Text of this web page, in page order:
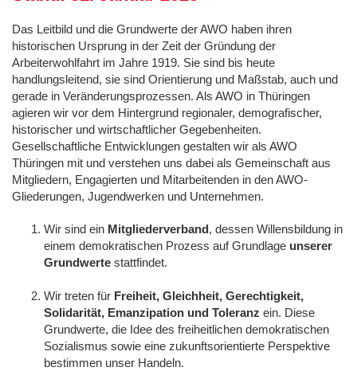
Das Leitbild und die Grundwerte der AWO haben ihren
historischen Ursprung in der Zeit der Gründung der
Arbeiterwohlfahrt im Jahre 1919. Sie sind bis heute
handlungsleitend, sie sind Orientierung und Maßstab, auch und
gerade in Veränderungsprozessen. Als AWO in Thüringen
agieren wir vor dem Hintergrund regionaler, demografischer,
historischer und wirtschaftlicher Gegebenheiten.
Gesellschaftliche Entwicklungen gestalten wir als AWO
Thüringen mit und verstehen uns dabei als Gemeinschaft aus
Mitgliedern, Engagierten und Mitarbeitenden in den AWO-
Gliederungen, Jugendwerken und Unternehmen.
Wir sind ein Mitgliederverband, dessen Willensbildung in
einem demokratischen Prozess auf Grundlage unserer
Grundwerte stattfindet.
Wir treten für Freiheit, Gleichheit, Gerechtigkeit,
Solidarität, Emanzipation und Toleranz ein. Diese
Grundwerte, die Idee des freiheitlichen demokratischen
Sozialismus sowie eine zukunftsorientierte Perspektive
bestimmen unser Handeln.